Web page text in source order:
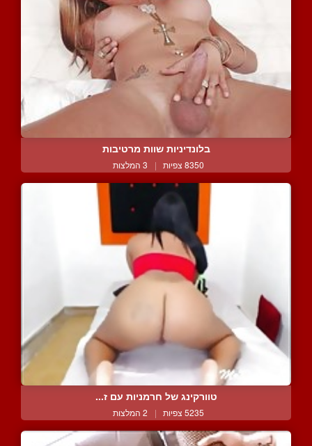
בלונדיניות שוות מרטיבות
8350 צפיות | 3 המלצות
טוורקינג של חרמניות עם ז...
5235 צפיות | 2 המלצות